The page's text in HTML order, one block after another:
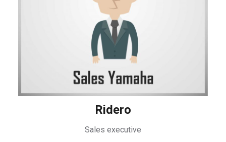
Ridero
Sales executive